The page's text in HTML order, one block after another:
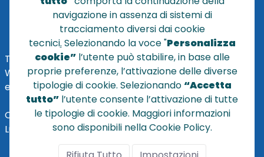
TEL
+39 051 320210
WHATSAPP:+39345 7201724
eMai
vendite@sistersbo.it
Orari Uffici:
Lun - Ven: 08:30 - 18:00
navigazione in assenza di sistemi di
tracciamento diversi dai cookie
tecnici. Selezionando la voce "Personalizza
cookie”l’utente può stabilire, in base alle
proprie preferenze, l’attivazione delle diverse
tipologie di cookie. Selezionando “Accetta
tutto” l’utente consente l’attivazione di tutte
le tipologie di cookie. Maggiori informazioni
sono disponibili nella Cookie Policy.